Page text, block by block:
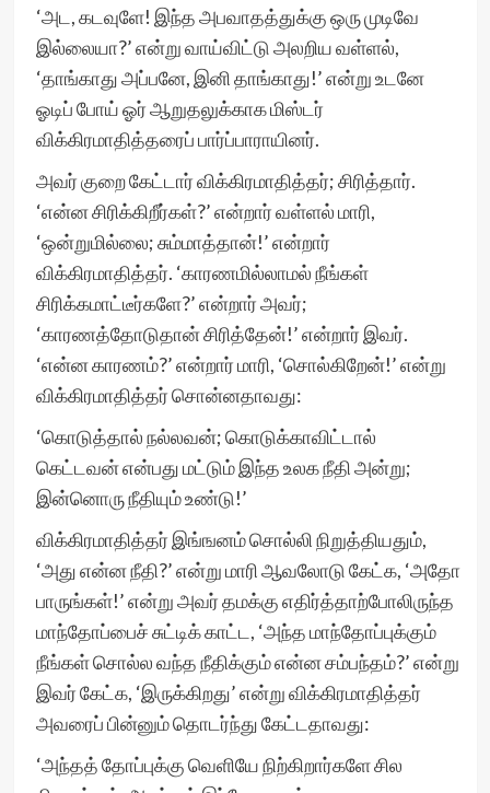
‘அட, கடவுளே! இந்த அபவாதத்துக்கு ஒரு முடிவே
இல்லையா?’ என்று வாய்விட்டு அலறிய வள்ளல்,
‘தாங்காது அப்பனே, இனி தாங்காது!’ என்று உடனே
ஓடிப் போய் ஓர் ஆறுதலுக்காக மிஸ்டர்
விக்கிரமாதித்தரைப் பார்ப்பாராயினர்.
அவர் குறை கேட்டார் விக்கிரமாதித்தர்; சிரித்தார்.
‘என்ன சிரிக்கிறீர்கள்?’ என்றார் வள்ளல் மாரி,
‘ஒன்றுமில்லை; சும்மாத்தான்!’ என்றார்
விக்கிரமாதித்தர். ‘காரணமில்லாமல் நீங்கள்
சிரிக்கமாட்டீர்களே?’ என்றார் அவர்;
‘காரணத்தோடுதான் சிரித்தேன்!’ என்றார் இவர்.
‘என்ன காரணம்?’ என்றார் மாரி, ‘சொல்கிறேன்!’ என்று
விக்கிரமாதித்தர் சொன்னதாவது:
‘கொடுத்தால் நல்லவன்; கொடுக்காவிட்டால்
கெட்டவன் என்பது மட்டும் இந்த உலக நீதி அன்று;
இன்னொரு நீதியும் உண்டு!’
விக்கிரமாதித்தர் இங்ஙனம் சொல்லி நிறுத்தியதும்,
‘அது என்ன நீதி?’ என்று மாரி ஆவலோடு கேட்க, ‘அதோ
பாருங்கள்!’ என்று அவர் தமக்கு எதிர்த்தாற்போலிருந்த
மாந்தோப்பைச் சுட்டிக் காட்ட, ‘அந்த மாந்தோப்புக்கும்
நீங்கள் சொல்ல வந்த நீதிக்கும் என்ன சம்பந்தம்?’ என்று
இவர் கேட்க, ‘இருக்கிறது’ என்று விக்கிரமாதித்தர்
அவரைப் பின்னும் தொடர்ந்து கேட்டதாவது:
‘அந்தத் தோப்புக்கு வெளியே நிற்கிறார்களே சில